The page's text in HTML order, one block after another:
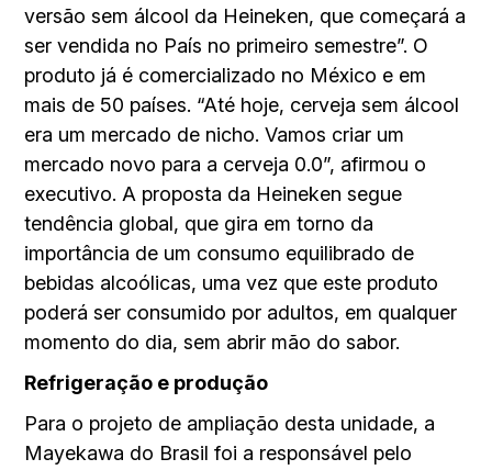
versão sem álcool da Heineken, que começará a
ser vendida no País no primeiro semestre”. O
produto já é comercializado no México e em
mais de 50 países. “Até hoje, cerveja sem álcool
era um mercado de nicho. Vamos criar um
mercado novo para a cerveja 0.0”, afirmou o
executivo. A proposta da Heineken segue
tendência global, que gira em torno da
importância de um consumo equilibrado de
bebidas alcoólicas, uma vez que este produto
poderá ser consumido por adultos, em qualquer
momento do dia, sem abrir mão do sabor.
Refrigeração e produção
Para o projeto de ampliação desta unidade, a
Mayekawa do Brasil foi a responsável pelo